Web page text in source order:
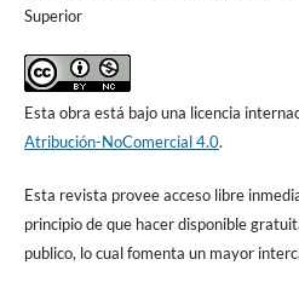
Superior
Esta obra está bajo una licencia
Atribución-NoComercial 4.0.
Esta revista provee acceso libre
principio de que hacer disponible
publico, lo cual fomenta un mayor